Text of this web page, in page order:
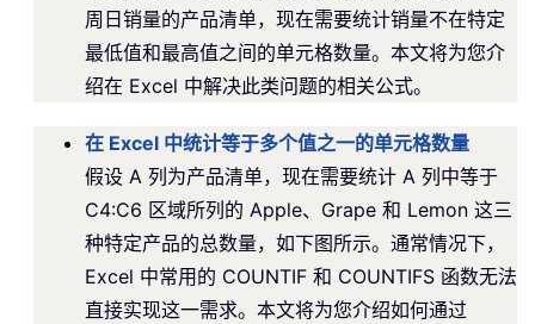
周日销量的产品清单，现在需要统计销量不在特定
最低值和最高值之间的单元格数量。本文将为您介
绍在 Excel 中解决此类问题的相关公式。
在 Excel 中统计等于多个值之一的单元格数量
假设 A 列为产品清单，现在需要统计 A 列中等于
C4:C6 区域所列的 Apple、Grape 和 Lemon 这三
种特定产品的总数量，如下图所示。通常情况下，
Excel 中常用的 COUNTIF 和 COUNTIFS 函数无法
直接实现这一需求。本文将为您介绍如何通过